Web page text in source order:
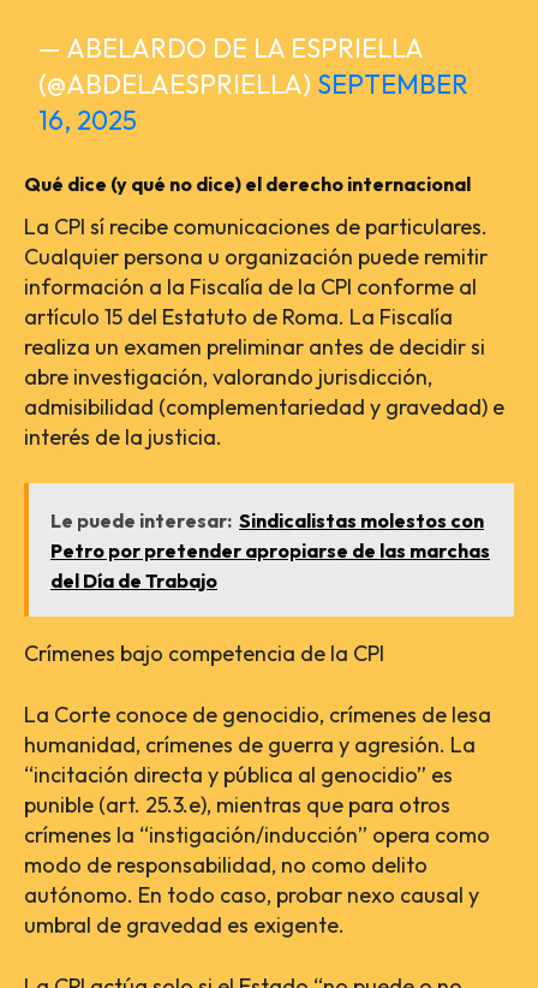
— ABELARDO DE LA ESPRIELLA
(@ABDELAESPRIELLA) SEPTEMBER
16, 2025
Qué dice (y qué no dice) el derecho internacional
La CPI sí recibe comunicaciones de particulares.
Cualquier persona u organización puede remitir
información a la Fiscalía de la CPI conforme al
artículo 15 del Estatuto de Roma. La Fiscalía
realiza un examen preliminar antes de decidir si
abre investigación, valorando jurisdicción,
admisibilidad (complementariedad y gravedad) e
interés de la justicia.
Le puede interesar: Sindicalistas molestos con
Petro por pretender apropiarse de las marchas
del Día de Trabajo
Crímenes bajo competencia de la CPI
La Corte conoce de genocidio, crímenes de lesa
humanidad, crímenes de guerra y agresión. La
“incitación directa y pública al genocidio” es
punible (art. 25.3.e), mientras que para otros
crímenes la “instigación/inducción” opera como
modo de responsabilidad, no como delito
autónomo. En todo caso, probar nexo causal y
umbral de gravedad es exigente.